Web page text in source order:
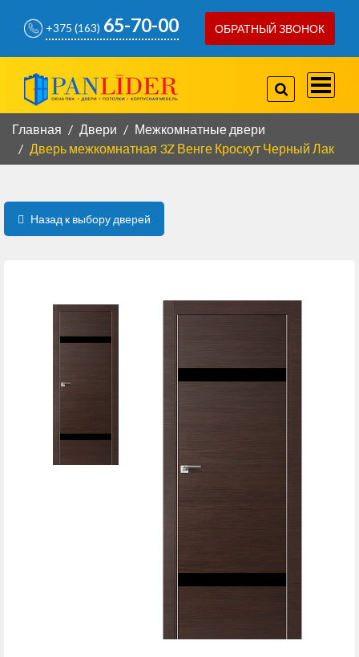
+375 (163) 65-70-00
+375(29) 778-80-66
ОБРАТНЫЙ ЗВОНОК
КОНТАКТЫ
Главная Двери
Межкомнатные двери
Дверь межкомнатная 3Z Венге Кроскут Черный Лак
Назад к выбору дверей